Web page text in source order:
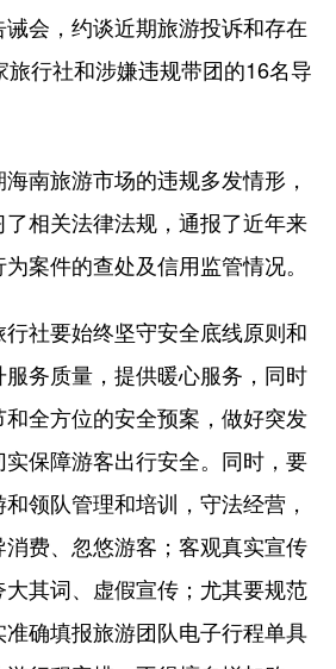
会，约谈近期旅游投诉和存在
行社和涉嫌违规带团的16名导
旅游市场的违规多发情形，
相关法律法规，通报了近年来
案件的查处及信用监管情况。
社要始终坚守安全底线原则和
务质量，提供暖心服务，同时
全方位的安全预案，做好突发
保障游客出行安全。同时，要
领队管理和培训，守法经营，
费、忽悠游客；客观真实宣传
其词、虚假宣传；尤其要规范
确填报旅游团队电子行程单具